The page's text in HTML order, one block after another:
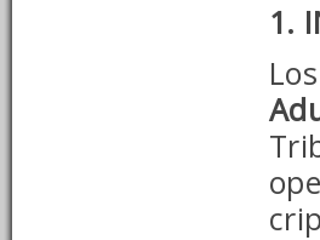
1.